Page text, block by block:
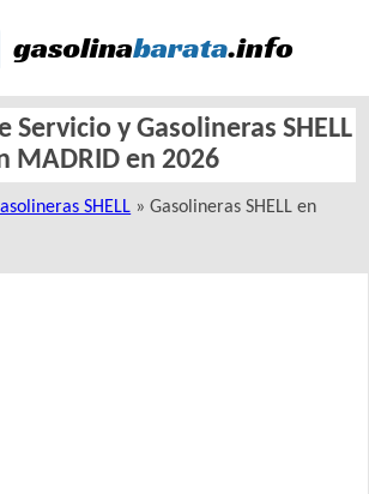
Servicio y Gasolineras SHELL
MADRID en 2026
SHELL » Gasolineras SHELL en